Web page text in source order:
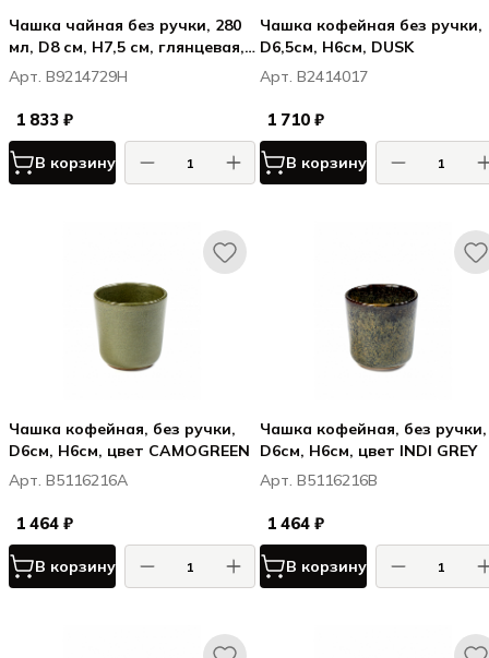
Чашка чайная без ручки, 280
мл, D8 см, H7,5 см, глянцевая,
PIET BOON GLAZED
Арт. B9214729H
1 833 ₽
В корзину
Чашка кофейная без ручки,
D6,5см, H6см, DUSK
Арт. B2414017
1 710 ₽
В корзину
Чашка кофейная, без ручки,
D6см, H6см, цвет CAMOGREEN
Арт. B5116216A
1 464 ₽
В корзину
Чашка кофейная, без ручки,
D6см, H6см, цвет INDI GREY
Арт. B5116216B
1 464 ₽
В корзину